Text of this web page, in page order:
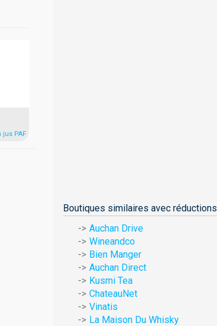
jus PAF
Boutiques similaires avec réductions
Auchan Drive
Wineandco
Bien Manger
Auchan Direct
Kusmi Tea
ChateauNet
Vinatis
La Maison Du Whisky